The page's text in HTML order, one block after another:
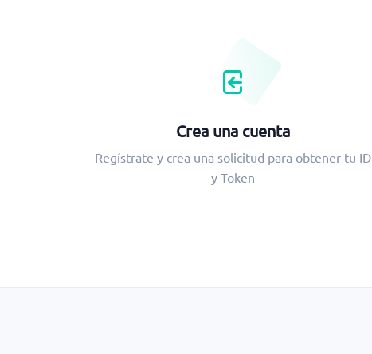
Crea una cuenta
Regístrate y crea una solicitud para obtener tu ID
y Token